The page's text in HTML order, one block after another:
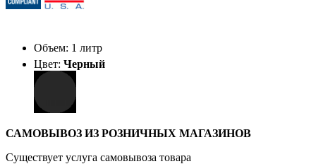
Объем: 1 литр
Цвет: Черный
САМОВЫВОЗ ИЗ РОЗНИЧНЫХ МАГАЗИНОВ
Существует услуга самовывоза товара